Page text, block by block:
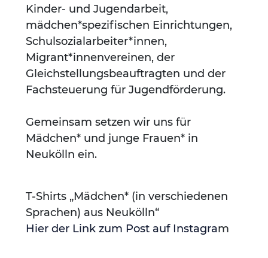
Kinder- und Jugendarbeit,
mädchen*spezifischen Einrichtungen,
Schulsozialarbeiter*innen,
Migrant*innenvereinen, der
Gleichstellungsbeauftragten und der
Fachsteuerung für Jugendförderung.
Gemeinsam setzen wir uns für
Mädchen* und junge Frauen* in
Neukölln ein.
T-Shirts „Mädchen* (in verschiedenen
Sprachen) aus Neukölln“
Hier der Link zum Post auf Instagram